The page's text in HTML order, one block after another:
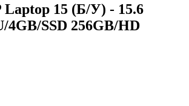
Laptop 15 (Б/У) - 15.6
4GB/SSD 256GB/HD